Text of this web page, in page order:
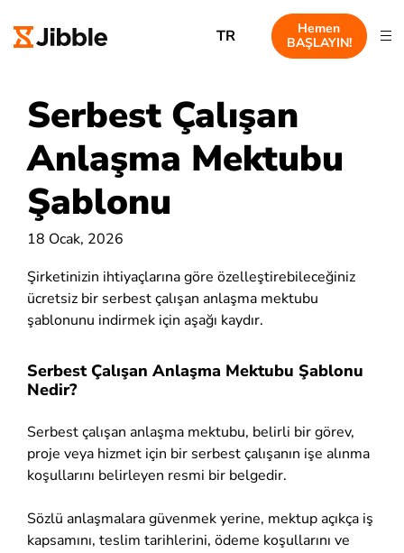
TR
Hemen
BAŞLAYIN!
Serbest Çalışan
Anlaşma Mektubu
Şablonu
18 Ocak, 2026
Şirketinizin ihtiyaçlarına göre özelleştirebileceğiniz
ücretsiz bir serbest çalışan anlaşma mektubu
şablonunu indirmek için aşağı kaydır.
Serbest Çalışan Anlaşma Mektubu Şablonu
Nedir?
Serbest çalışan anlaşma mektubu, belirli bir görev,
proje veya hizmet için bir serbest çalışanın işe alınma
koşullarını belirleyen resmi bir belgedir.
Sözlü anlaşmalara güvenmek yerine, mektup açıkça iş
kapsamını, teslim tarihlerini, ödeme koşullarını ve